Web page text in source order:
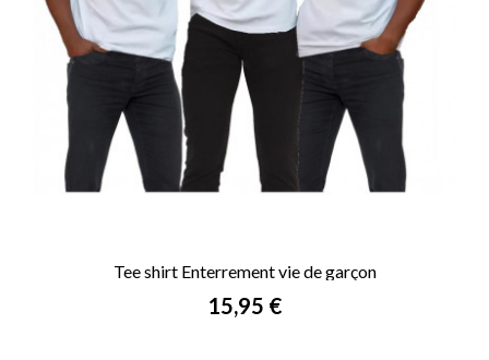
Tee shirt Enterrement vie de garçon
Prix
15,95 €